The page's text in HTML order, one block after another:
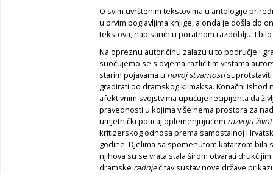
O svim uvrštenim tekstovima u antologije
u prvim poglavljima knjige, a onda je došla do
tekstova, napisanih u poratnom razdoblju. I
Na opreznu autoričinu zalazu u to područje i
suočujemo se s dvjema različitim vrstama
starim pojavama u novoj stvarnosti
gradirati do dramskog klimaksa. Konačni
afektivnim svojstvima upućuje recipijenta da
pravednosti u kojima više nema prostora za
umjetnički poticaj oplemenjujućem razvoju
kritizerskog odnosa prema samostalnoj
godine. Djelima sa spomenutom katarzom bila
njihova su se vrata stala širom otvarati
dramske radnječitav sustav nove države